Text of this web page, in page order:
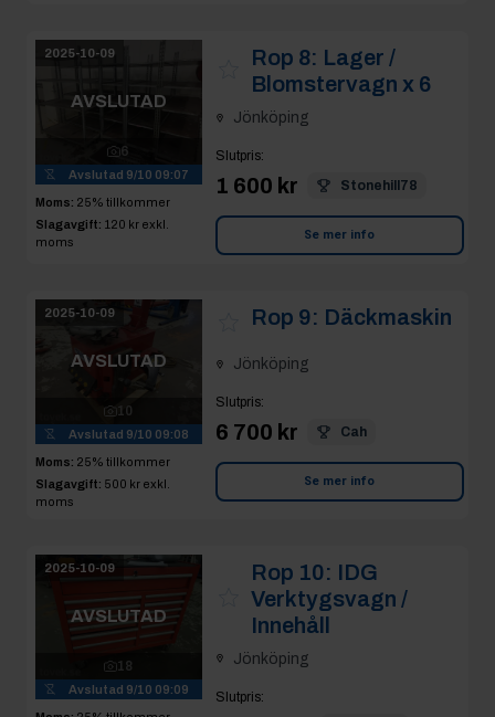
2025-10-09
AVSLUTAD
6
Avslutad 9/10 09:07
Moms: 25% tillkommer
Slagavgift: 120 kr exkl.
moms
Rop 8: Lager /
Blomstervagn x 6
Jönköping
Slutpris:
1 600 kr Stonehill78
Se mer info
2025-10-09
AVSLUTAD
10
Avslutad 9/10 09:08
Moms: 25% tillkommer
Slagavgift: 500 kr exkl.
moms
Rop 9: Däckmaskin
Jönköping
Slutpris:
6 700 kr Cah
Se mer info
2025-10-09
AVSLUTAD
18
Avslutad 9/10 09:09
Rop 10: IDG
Verktygsvagn /
Innehåll
Jönköping
Slutpris: